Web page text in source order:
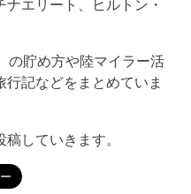
エリート、ヒルトン・
の貯め方や陸マイラー活
記などをまとめていま
していきます。